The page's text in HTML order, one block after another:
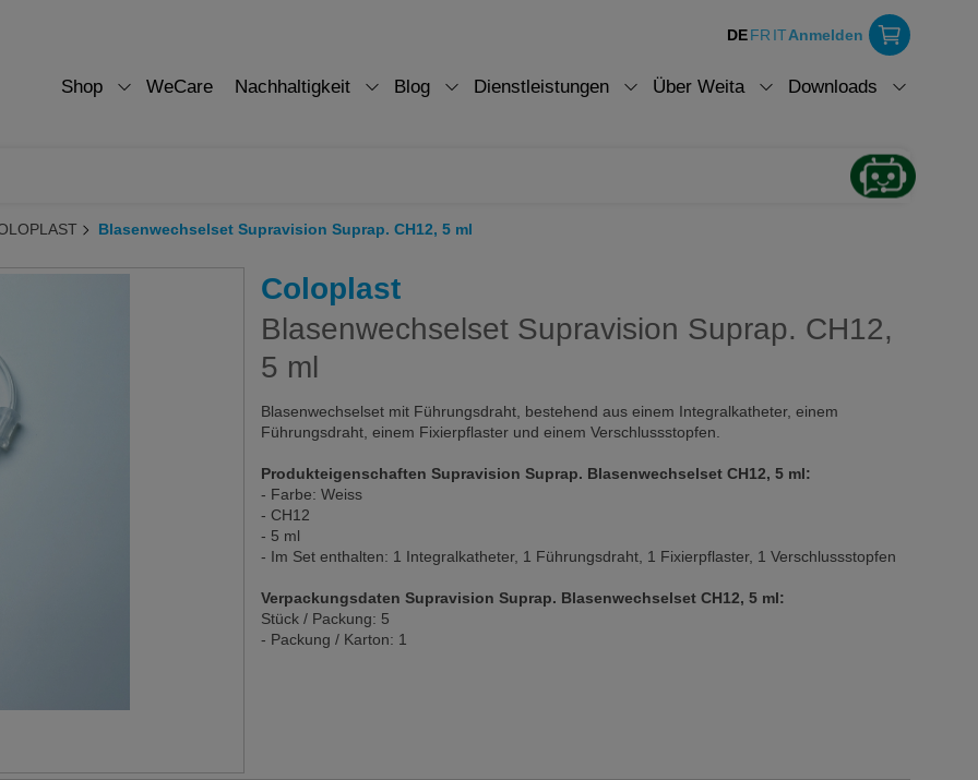
DEFR ITAnmelden
Shop WeCare Nachhaltigkeit Blog Dienstleistungen Über Weita Downloads
Blasenwechselset Supravision Suprap. CH12, 5 ml
Coloplast
Blasenwechselset Supravision Suprap. CH12,
5 ml
Blasenwechselset mit Führungsdraht, bestehend aus einem Integralkatheter, einem
Führungsdraht, einem Fixierpflaster und einem Verschlussstopfen.
Produkteigenschaften Supravision Suprap. Blasenwechselset CH12, 5 ml:
- Farbe: Weiss
- CH12
- 5 ml
- Im Set enthalten: 1 Integralkatheter, 1 Führungsdraht, 1 Fixierpflaster, 1 Verschlussstopfen
Verpackungsdaten Supravision Suprap. Blasenwechselset CH12, 5 ml:
Stück / Packung: 5
- Packung / Karton: 1